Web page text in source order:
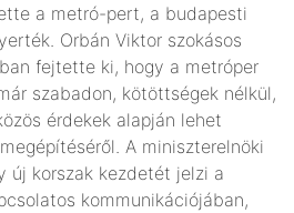
a metró-pert, a budapesti
Orbán Viktor szokásos
fejtette ki, hogy a metróper
szabadon, kötöttségek nélkül,
érdekek alapján lehet
A miniszterelnöki
új korszak kezdetét jelzi a
kommunikációjában,